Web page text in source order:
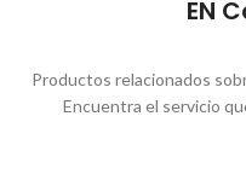
EN
Productos relacionados
Encuentra el servicio